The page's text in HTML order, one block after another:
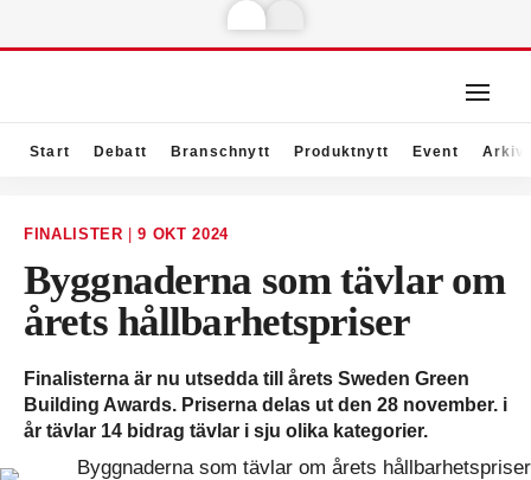
Start Debatt Branschnytt Produktnytt Event Arkiv
FINALISTER 9 OKT 2024
Byggnaderna som tävlar om
årets hållbarhetspriser
Finalisterna är nu utsedda till årets Sweden Green
Building Awards. Priserna delas ut den 28 november. i
år tävlar 14 bidrag tävlar i sju olika kategorier.